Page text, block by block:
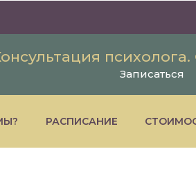
Записаться
РАСПИСАНИЕ